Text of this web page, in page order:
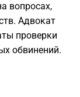
вопросах,
Адвокат
проверки
обвинений.